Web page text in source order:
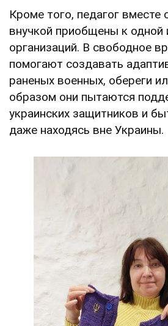
Кроме того, педагог вместе
внучкой приобщены к одной
организаций. В свободное
помогают создавать
раненых военных, обереги
образом они пытаются
украинских защитников и
даже находясь вне Украины.